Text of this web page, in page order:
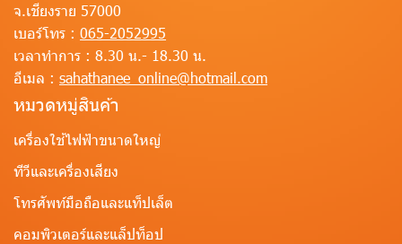
จ.เชียงราย 57000
เบอร์โทร : 065-2052995
เวลาทำการ : 8.30 น.- 18.30 น.
อีเมล : sahathanee_online@hotmail.com
หมวดหมู่สินค้า
เครื่องใช้ไฟฟ้าขนาดใหญ่
ทีวีและเครื่องเสียง
โทรศัพท์มือถือและแท็ปเล็ต
คอมพิวเตอร์และแล็ปท็อป